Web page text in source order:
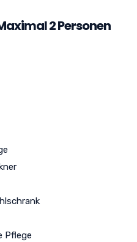
2 Personen
Pflege